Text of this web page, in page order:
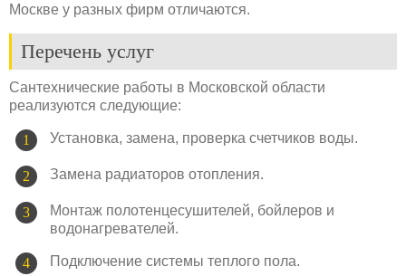
Москве у разных фирм отличаются.
Перечень услуг
Сантехнические работы в Московской области
реализуются следующие:
Установка, замена, проверка счетчиков воды.
Замена радиаторов отопления.
Монтаж полотенцесушителей, бойлеров и
водонагревателей.
Подключение системы теплого пола.